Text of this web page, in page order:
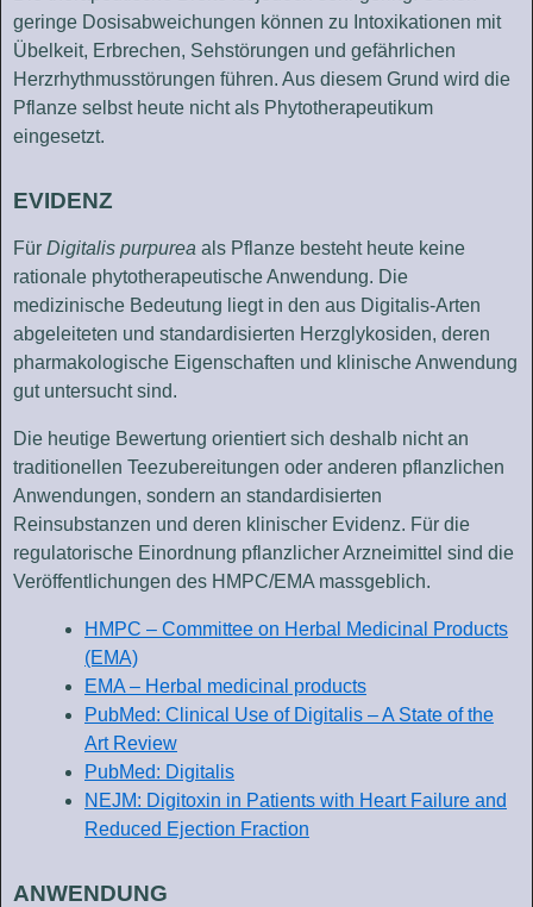
geringe Dosisabweichungen können zu Intoxikationen mit
Übelkeit, Erbrechen, Sehstörungen und gefährlichen
Herzrhythmusstörungen führen. Aus diesem Grund wird die
Pflanze selbst heute nicht als Phytotherapeutikum
eingesetzt.
EVIDENZ
Für Digitalis purpurea als Pflanze besteht heute keine
rationale phytotherapeutische Anwendung. Die
medizinische Bedeutung liegt in den aus Digitalis-Arten
abgeleiteten und standardisierten Herzglykosiden, deren
pharmakologische Eigenschaften und klinische Anwendung
gut untersucht sind.
Die heutige Bewertung orientiert sich deshalb nicht an
traditionellen Teezubereitungen oder anderen pflanzlichen
Anwendungen, sondern an standardisierten
Reinsubstanzen und deren klinischer Evidenz. Für die
regulatorische Einordnung pflanzlicher Arzneimittel sind die
Veröffentlichungen des HMPC/EMA massgeblich.
HMPC – Committee on Herbal Medicinal Products
(EMA)
EMA – Herbal medicinal products
PubMed: Clinical Use of Digitalis – A State of the
Art Review
PubMed: Digitalis
NEJM: Digitoxin in Patients with Heart Failure and
Reduced Ejection Fraction
ANWENDUNG